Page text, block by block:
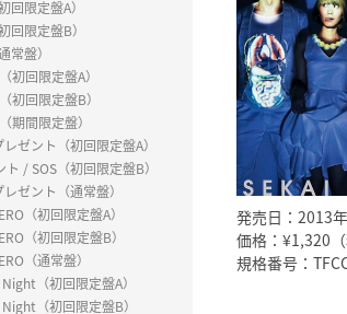
回限定盤A）
回限定盤B）
常盤）
初回限定盤A）
初回限定盤B）
期間限定盤）
レゼント（初回限定盤A）
ト / SOS（初回限定盤B）
レゼント（通常盤）
（初回限定盤A）
（初回限定盤B）
（通常盤）
（初回限定盤A）
（初回限定盤B）
発売日：2013
価格：¥1,320（
規格番号：